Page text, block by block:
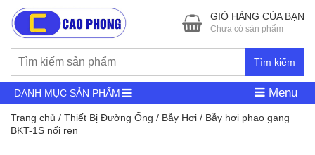
Tìm kiếm
GIỎ HÀNG CỦA BẠN
Chưa có sản phẩm
DANH MỤC SẢN PHẨM Menu
Trang chủ / Thiết Bị Đường Ống / Bẫy Hơi / Bẫy hơi phao gang
BKT-1S nối ren